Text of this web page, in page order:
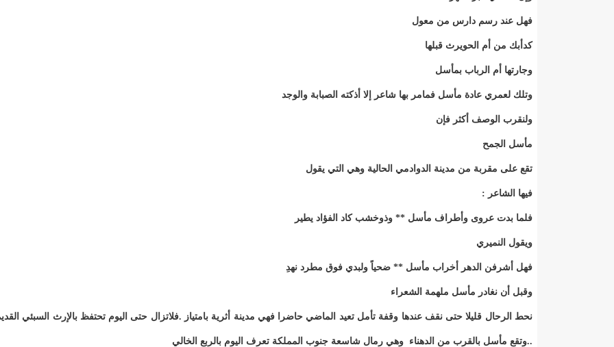
فهل عند رسم دارس من معول
كدأبك من أم الحويرث قبلها
وجارتها أم الرباب بمأسل
وتلك لعمري عادة مأسل فمامر بها شاعر إلا أذكته الصبابة والوجد
ولنقرب الوصف أكثر فإن
مأسل الجمح
تقع على مقربة من مدينة الدوادمي الحالية وهي التي يقول
فيها الشاعر :
فلما بدت عروى وأطراف مأسل ** وذوخشب كاد الفؤاد يطير
ويقول النميري
فهل أشرفن الدهر أخراب مأسل ** ضحياً ولبدي فوق مطرد نهدِ
وقبل أن نغادر مأسل ملهمة الشعراء
نحط الرحال قليلا حتى نقف عندها وقفة تأمل تعيد الماضي حاضرا فهي مدينة أثرية بامتياز .فلاتزال حتى اليوم تحتفظ بالإرث السبئي
..وتقع مأسل بالقرب من الدهناء وهي رمال شاسعة جنوب المملكة تعرف اليوم بالربع الخالي